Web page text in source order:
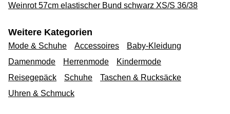
Weinrot 57cm elastischer Bund schwarz XS/S 36/38
Weitere Kategorien
Mode & Schuhe Accessoires
Baby-Kleidung
Damenmode
Herrenmode
Kindermode
Reisegepäck
Schuhe
Taschen & Rucksäcke
Uhren & Schmuck